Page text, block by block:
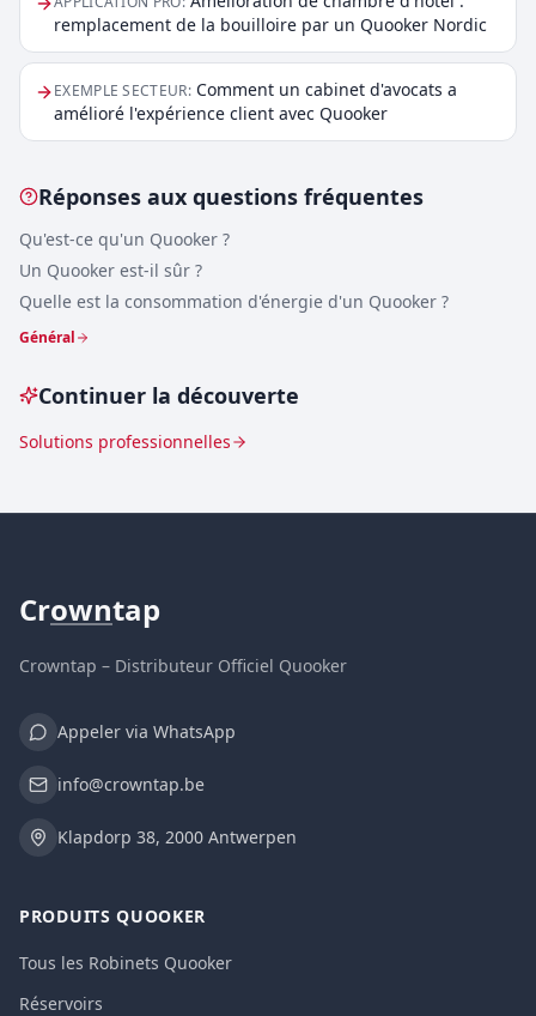
remplacement de la bouilloire par un Quooker Nordic
EXEMPLE SECTEUR: Comment un cabinet d'avocats a
amélioré l'expérience client avec Quooker
Réponses aux questions fréquentes
Qu'est-ce qu'un Quooker ?
Un Quooker est-il sûr ?
Quelle est la consommation d'énergie d'un Quooker ?
Général
Continuer la découverte
Solutions professionnelles
Crowntap
Crowntap – Distributeur Officiel Quooker
Appeler via WhatsApp
info@crowntap.be
Klapdorp 38, 2000 Antwerpen
PRODUITS QUOOKER
Tous les Robinets Quooker
Réservoirs